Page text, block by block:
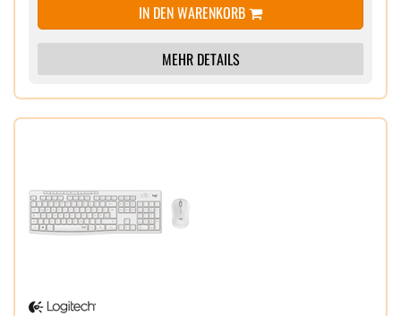
IN DEN WARENKORB
MEHR DETAILS